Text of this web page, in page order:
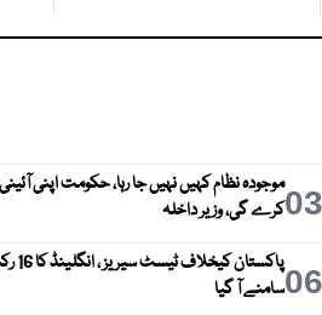
03موجودہ نظام کہیں نہیں جا رہا، حکومت اپنی
کرے گی، وزیر داخلہ
06
پاکستان
سامنے آ گیا